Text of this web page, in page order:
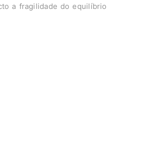
a fragilidade do equilíbrio